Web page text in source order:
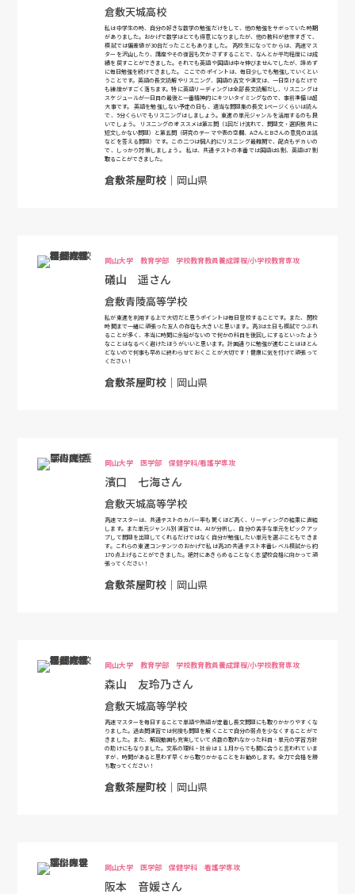
倉敷天城高校
私は中学生の時、自分の好きな数学の勉強だけをして、他の勉強をサボっていた時期
がありました。おかげで数学はとても得意になりましたが、他の教科が悲惨すぎて、
模試では偏差値が30台だったこともありました。 高校生になってからは、高速マス
ターを沢山したり、講座やその復習も欠かさずすることで、なんとか平均程度には成
績を戻すことができました。それでも英語や国語は中々伸びませんでしたが、諦めず
に毎日勉強を続けてきました。 ここでのポイントは、毎日少しでも勉強していくとい
うことです。英語の長文読解やリスニング、国語の古文や漢文は、一日空けるだけで
も練度がすごく落ちます。特に英語リーディングは全部長文読解だし、リスニングは
スケジュールが一日目の最後と一番精神的にキツいタイミングなので、事前準備は超
大事です。 英語を勉強しない予定の日も、適当な問題集の長文1ページくらいは読ん
で、5分くらいでもリスニングはしましょう。東進の単元ジャンルを活用するのも良
いでしょう。 リスニングのオススメは第三問（1回だけ流れて、問題文・選択肢共に
短文しかない問題）と第五問（研究のテーマや表の空欄、AさんとBさんの意見の正誤
などを答える問題）です。この二つは個人的にリスニング最難関で、配点もデカいの
で、しっかり対策しましょう。 私は、共通テストの本番では国語は8割、英語は7割
取ることができました。
倉敷茶屋町校 ｜岡山県
岡山大学 教育学部 学校教育教員養成課程/小学校教育専攻
礒山 遥さん
倉敷青陵高等学校
私が東進を利用する上で大切だと思うポイントは毎日登校することです。また、閉校
時間まで一緒に頑張った友人の存在も大きいと思います。高3は土日も模試でつぶれ
ることが多く、本当に時間に余裕がないので何かの科目を後回しにするといったよう
なことはなるべく避けたほうがいいと思います。計画通りに勉強が進むことはほとん
どないので何事も早めに終わらせておくことが大切です！健康に気を付けて頑張って
ください！
倉敷茶屋町校 ｜岡山県
岡山大学 医学部 保健学科/看護学専攻
濱口 七海さん
倉敷天城高等学校
高速マスターは、共通テストのカバー率も驚くほど高く、リーディングの結果に直結
します。また単元ジャンル別演習では、AIが分析し、自分の苦手な単元をピックアッ
プして問題を出題してくれるだけではなく自分が勉強したい単元を選ぶこともできま
す。これらの東進コンテンツのおかげで私は高2の共通テスト本番レベル模試から約
170点上げることができました。絶対にあきらめることなく志望校合格に向かって頑
張ってください！
倉敷茶屋町校 ｜岡山県
岡山大学 教育学部 学校教育教員養成課程/小学校教育専攻
森山 友玲乃さん
倉敷天城高等学校
高速マスターを毎日することで単語や熟語が定着し長文問題にも取りかかりやすくな
りました。過去問演習では何度も問題を解くことで自分の弱点を少なくすることがで
きました。また、解説動画も充実していて点数の取れなかった科目・単元の学習方針
の助けにもなりました。文系の理科・社会は１１月からでも間に合うと言われていま
すが、時間があると思わず早くから取りかかることをお勧めします。全力で合格を勝
ち取ってください！
倉敷茶屋町校 ｜岡山県
岡山大学 医学部 保健学科 看護学専攻
阪本 音媛さん